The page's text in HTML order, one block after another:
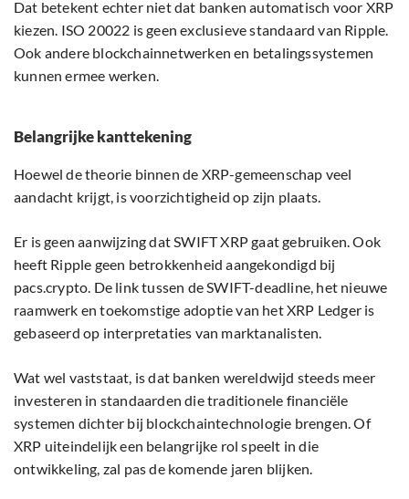
Dat betekent echter niet dat banken automatisch voor XRP
kiezen. ISO 20022 is geen exclusieve standaard van Ripple.
Ook andere blockchainnetwerken en betalingssystemen
kunnen ermee werken.
Belangrijke kanttekening
Hoewel de theorie binnen de XRP-gemeenschap veel
aandacht krijgt, is voorzichtigheid op zijn plaats.
Er is geen aanwijzing dat SWIFT XRP gaat gebruiken. Ook
heeft Ripple geen betrokkenheid aangekondigd bij
pacs.crypto. De link tussen de SWIFT-deadline, het nieuwe
raamwerk en toekomstige adoptie van het XRP Ledger is
gebaseerd op interpretaties van marktanalisten.
Wat wel vaststaat, is dat banken wereldwijd steeds meer
investeren in standaarden die traditionele financiële
systemen dichter bij blockchaintechnologie brengen. Of
XRP uiteindelijk een belangrijke rol speelt in die
ontwikkeling, zal pas de komende jaren blijken.